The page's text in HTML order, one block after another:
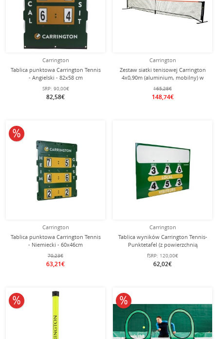
Carrington
Tablica punktowa Carrington Tennis
- Angielski - 82x58 cm
SRP: 90,00€
82,58€
Carrington
Zestaw siatki tenisowej Carrington
4x0,90m (aluminium, mobilny) w
tym torba transportowa
165,28€
148,74€
Carrington
Tablica punktowa Carrington Tennis
- Niemiecki - 60x46cm
70,23€
63,21€
10% obniżone
Carrington
Tablica wyników Carrington Tennis-
Punktetafel (z powierzchnią
reklamową) zielona
fSRP: 120,00€
62,02€
10% obniżone 10% obniżone